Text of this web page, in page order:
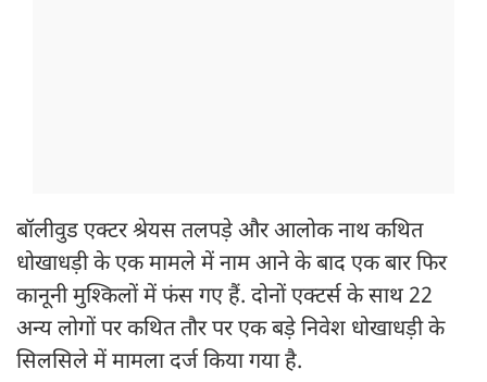
बॉलीवुड एक्टर श्रेयस तलपड़े और आलोक नाथ कथित
धोखाधड़ी के एक मामले में नाम आने के बाद एक बार फिर
कानूनी मुश्किलों में फंस गए हैं. दोनों एक्टर्स के साथ 22
अन्य लोगों पर कथित तौर पर एक बड़े निवेश धोखाधड़ी के
सिलसिले में मामला दर्ज किया गया है.